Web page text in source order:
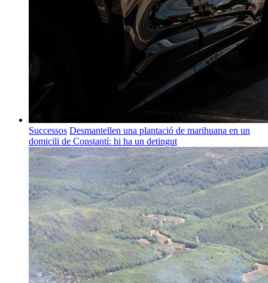
Successos Desmantellen una plantació de marihuana en un
domicili de Constantí: hi ha un detingut